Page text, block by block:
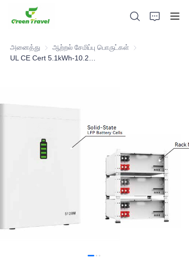
அனைத்து ஆற்றல் சேமிப்பு பொருட்கள் ஆற்றல் சேமிப்பு
எங்களை பற்றி
செய்திகள் மற்றும் ஒத்துழைப்பு வழக்குகள்
உற்பத்தி அடிப்படைகள் மற்றும் செயல்முறை